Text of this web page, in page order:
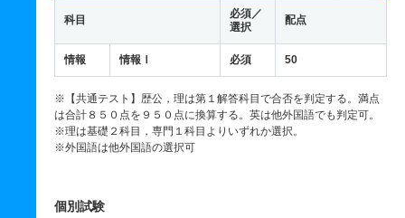
科目
必須／
選択
配点
情報 情報Ⅰ 必須 50
※【共通テスト】歴公，理は第１解答科目で合否を判定する。満点
は合計８５０点を９５０点に換算する。英は他外国語でも判定可。
※理は基礎２科目，専門１科目よりいずれか選択。
※外国語は他外国語の選択可
個別試験